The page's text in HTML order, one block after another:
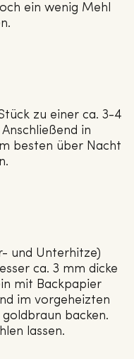
ein wenig Mehl
zu einer ca. 3-4
in
besten über Nacht
und Unterhitze)
ca. 3 mm dicke
mit Backpapier
im vorgeheizten
backen.
lassen.